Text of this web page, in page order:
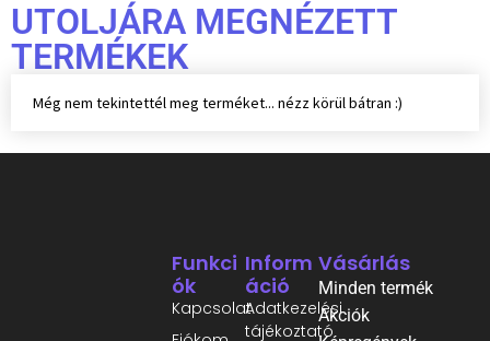
UTOLJÁRA MEGNÉZETT
TERMÉKEK
Még nem tekintettél meg terméket... nézz körül bátran :)
Inform
Áció
Adatkezelési
tájékoztató
Funkci
Ók
Kapcsolat
Vásárlás
Minden termék
Akciók